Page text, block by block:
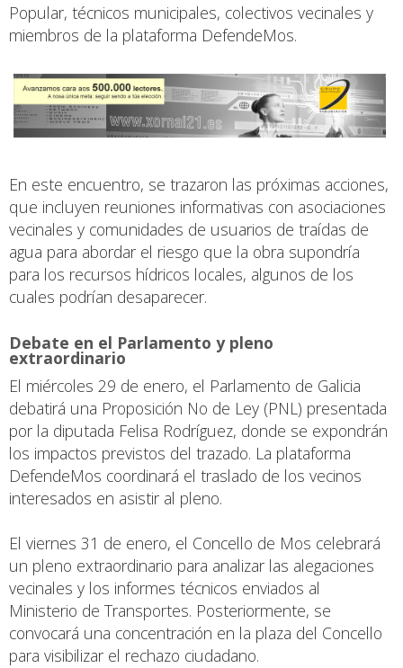
Popular, técnicos municipales, colectivos vecinales y
miembros de la plataforma DefendeMos.
En este encuentro, se trazaron las próximas acciones,
que incluyen reuniones informativas con asociaciones
vecinales y comunidades de usuarios de traídas de
agua para abordar el riesgo que la obra supondría
para los recursos hídricos locales, algunos de los
cuales podrían desaparecer.
Debate en el Parlamento y pleno
extraordinario
El miércoles 29 de enero, el Parlamento de Galicia
debatirá una Proposición No de Ley (PNL) presentada
por la diputada Felisa Rodríguez, donde se expondrán
los impactos previstos del trazado. La plataforma
DefendeMos coordinará el traslado de los vecinos
interesados en asistir al pleno.
El viernes 31 de enero, el Concello de Mos celebrará
un pleno extraordinario para analizar las alegaciones
vecinales y los informes técnicos enviados al
Ministerio de Transportes. Posteriormente, se
convocará una concentración en la plaza del Concello
para visibilizar el rechazo ciudadano.